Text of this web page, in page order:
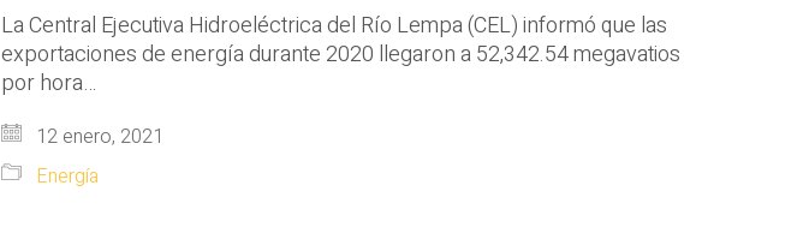
La Central Ejecutiva Hidroeléctrica del Río Lempa (CEL) informó que las
exportaciones de energía durante 2020 llegaron a 52,342.54 megavatios
por hora…
12 enero, 2021
Energía